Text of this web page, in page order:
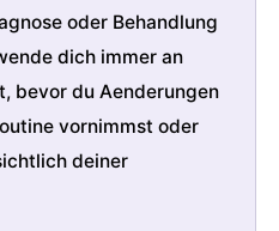
oder Behandlung
dich immer an
bevor du Aenderungen
vornimmst oder
deiner